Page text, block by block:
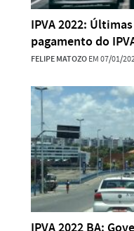
IPVA 2022:
pagamento do
FELIPE MATOZOEM 07/01/
IPVA 2022 BA: